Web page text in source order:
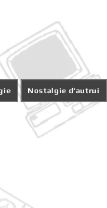
Nostalgie d'autrui